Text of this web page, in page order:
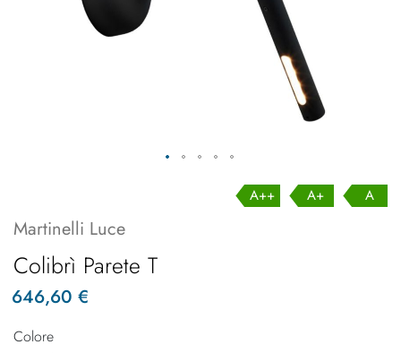
A++ A+ A
Martinelli Luce
Colibrì Parete T
646,60 €
Colore